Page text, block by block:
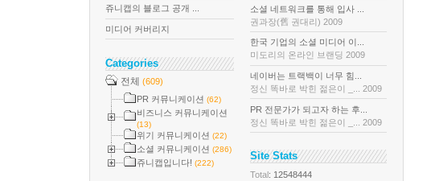
쥬니캡의 블로그 공개 ...
미디어 커버리지
Categories
전체 (609)
PR 커뮤니케이션 (62)
비즈니스 커뮤니케이션
(13)
위기 커뮤니케이션 (22)
소셜 커뮤니케이션 (286)
쥬니캡입니다! (222)
소셜 네트워크를 통해 입사 ...
권과장(舊 권대리) 2009
한국 기업의 소셜 미디어 이...
미도리의 온라인 브랜딩 2009
네이버는 트랙백이 너무 힘...
정신 똑바로 박힌 젊은이 _... 2009
PR 전문가가 되고자 하는 후...
정신 똑바로 박힌 젊은이 _... 2009
Site Stats
Total: 12548444